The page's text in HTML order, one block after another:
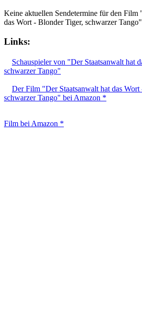
Keine aktuellen Sendetermine für den Film
das Wort - Blonder Tiger, schwarzer
Links:
Schauspieler von "Der Staatsanwalt hat
schwarzer Tango"
Der Film "Der Staatsanwalt hat das
schwarzer Tango" bei Amazon *
Film bei Amazon *